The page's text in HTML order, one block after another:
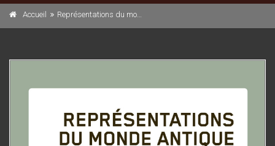
Accueil Représentations du monde antique